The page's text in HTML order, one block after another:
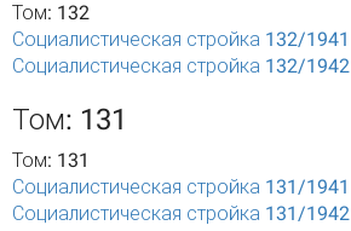
Том: 132
Социалистическая стройка 132/1941
Социалистическая стройка 132/1942
Том: 131
Том: 131
Социалистическая стройка 131/1941
Социалистическая стройка 131/1942